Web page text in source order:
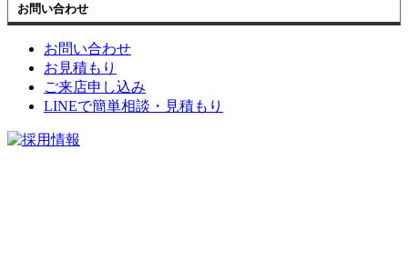
お問い合わせ
お問い合わせ
お見積もり
ご来店申し込み
LINEで簡単相談・見積もり